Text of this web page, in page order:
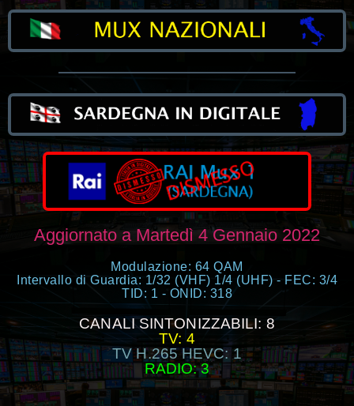
Aggiornato a Martedì 4 Gennaio 2022
Modulazione: 64 QAM
Intervallo di Guardia: 1/32 (VHF) 1/4 (UHF) - FEC: 3/4
TID: 1 - ONID: 318
CANALI SINTONIZZABILI: 8
TV: 4
TV H.265 HEVC: 1
RADIO: 3